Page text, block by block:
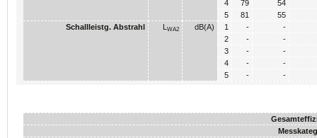
4
79
54
5
81
55
Schallleistg. Abstrahl
L WA2 dB(A) 1 -
-
2
-
-
3
-
-
4
-
-
5
- -